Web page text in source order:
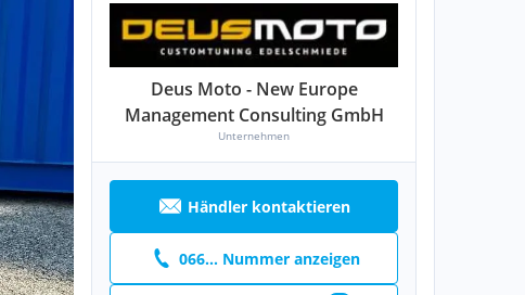
Deus Moto - New Europe
Management Consulting GmbH
Unternehmen
Händler kontaktieren
066... Nummer anzeigen